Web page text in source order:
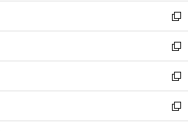
く
で
開
く
ド
ウ
で
開
く
ウ
ィ
ン
ド
ウ
で
開
く
し
い
ウ
ィ
ン
ド
ウ
で
開
新
し
い
ウ
ィ
ン
ド
ウ
新
し
い
ウ
ィ
ン
新
し
い
ウ
新
し